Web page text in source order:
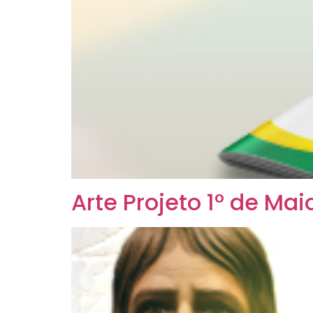
Arte Projeto 1º de